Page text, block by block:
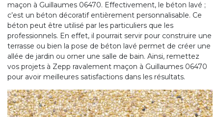
maçon à Guillaumes 06470. Effectivement, le béton lavé ;
c’est un béton décoratif entièrement personnalisable. Ce
béton peut être utilisé par les particuliers que les
professionnels. En effet, il pourrait servir pour construire une
terrasse ou bien la pose de béton lavé permet de créer une
allée de jardin ou orner une salle de bain. Ainsi, remettez
vos projets à Zepp ravalement maçon à Guillaumes 06470
pour avoir meilleures satisfactions dans les résultats.